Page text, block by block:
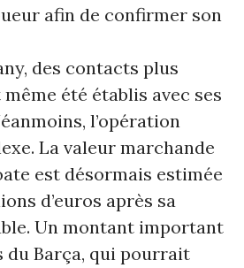
afin de confirmer son
des contacts plus
été établis avec ses
l’opération
La valeur marchande
est désormais estimée
d’euros après sa
Un montant important
du Barça, qui pourrait